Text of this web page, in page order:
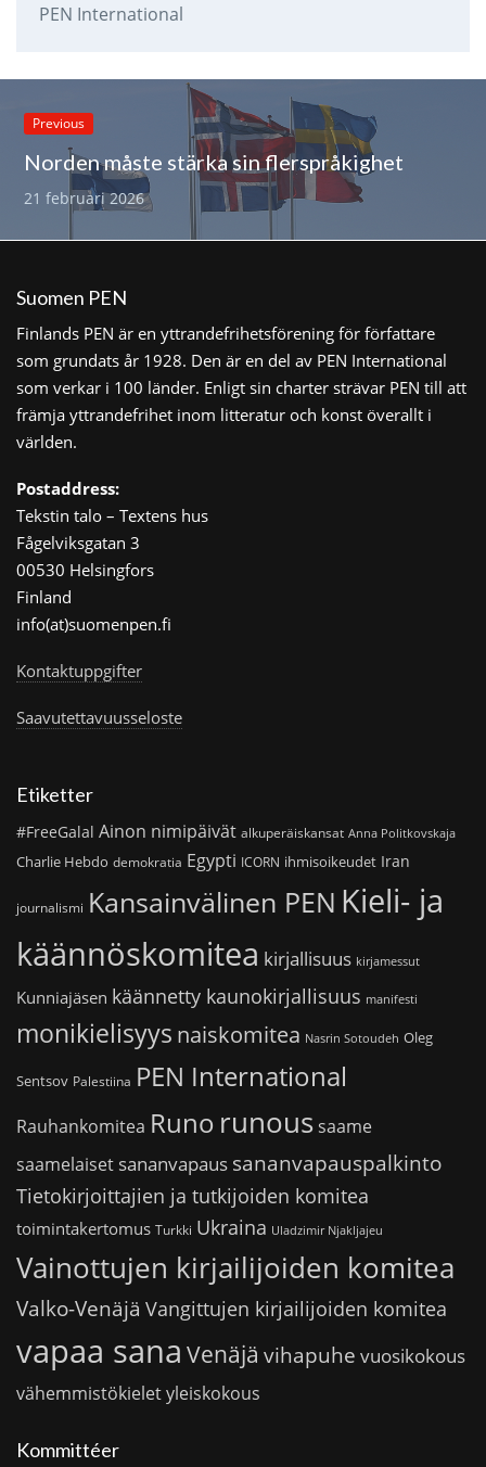
PEN International
Previous
Norden måste stärka sin flerspråkighet
21 februari 2026
Suomen PEN
Finlands PEN är en yttrandefrihetsförening för författare
som grundats år 1928. Den är en del av PEN International
som verkar i 100 länder. Enligt sin charter strävar PEN till att
främja yttrandefrihet inom litteratur och konst överallt i
världen.
Postaddress:
Tekstin talo – Textens hus
Fågelviksgatan 3
00530 Helsingfors
Finland
info(at)suomenpen.fi
Kontaktuppgifter
Saavutettavuusseloste
Etiketter
#FreeGalal Ainon nimipäivät alkuperäiskansat Anna Politkovskaja
Charlie Hebdo demokratia Egypti ICORN ihmisoikeudet Iran
journalismi Kansainvälinen PEN Kieli- ja
käännöskomitea kirjallisuus kirjamessut
Kunniajäsen käännetty kaunokirjallisuus manifesti
monikielisyys naiskomitea Nasrin Sotoudeh Oleg
Sentsov Palestiina PEN International
Rauhankomitea Runo runoussaame
saamelaiset sananvapaus sananvapauspalkinto
Tietokirjoittajien ja tutkijoiden komitea
toimintakertomus Turkki Ukraina Uladzimir Njakljajeu
Vainottujen kirjailijoiden komitea
Valko-Venäjä Vangittujen kirjailijoiden komitea
vapaa sana Venäjä vihapuhe vuosikokous
vähemmistökieletyleiskokous
Kommittéer